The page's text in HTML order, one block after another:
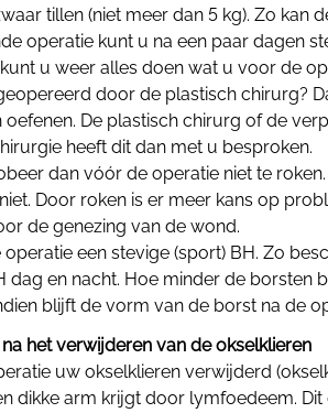
tillen (niet meer dan 5 kg). Zo kan
operatie kunt u na een paar dagen
u weer alles doen wat u voor de
door de plastisch chirurg?
oefenen. De plastisch chirurg of de
heeft dit dan met u besproken.
dan vóór de operatie niet te
Door roken is er meer kans op
de genezing van de wond.
operatie een stevige (sport) BH. Zo
dag en nacht. Hoe minder de borsten
blijft de vorm van de borst na de
het verwijderen van de okselklieren
uw okselklieren verwijderd
dikke arm krijgt door lymfoedeem.